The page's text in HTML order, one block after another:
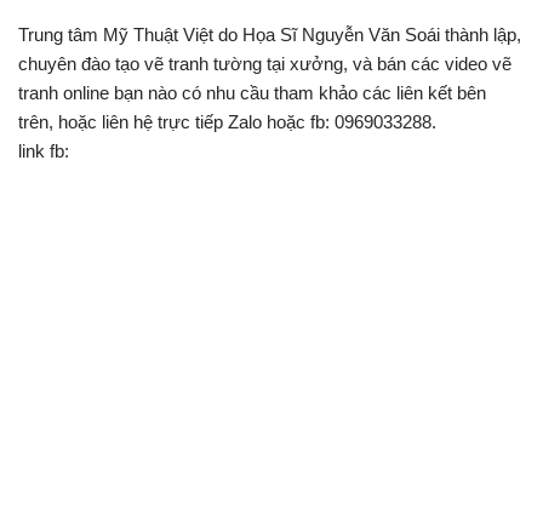
Trung tâm Mỹ Thuật Việt do Họa Sĩ Nguyễn Văn Soái thành lập,
chuyên đào tạo vẽ tranh tường tại xưởng, và bán các video vẽ
tranh online bạn nào có nhu cầu tham khảo các liên kết bên
trên, hoặc liên hệ trực tiếp Zalo hoặc fb: 0969033288.
link fb: